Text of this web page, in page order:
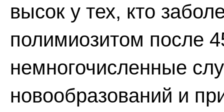
высок у тех, кто
полимиозитом после
немногочисленные
новообразований и